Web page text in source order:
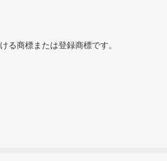
る商標または登録商標です。